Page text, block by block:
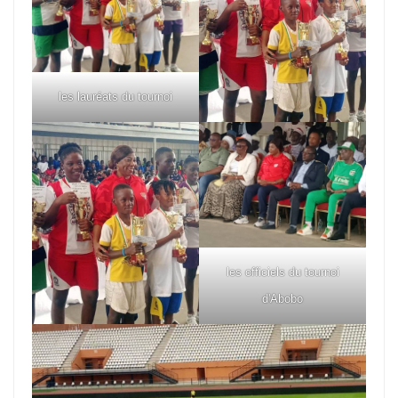
les lauréats du tournoi
les officiels du tournoi
d'Abobo